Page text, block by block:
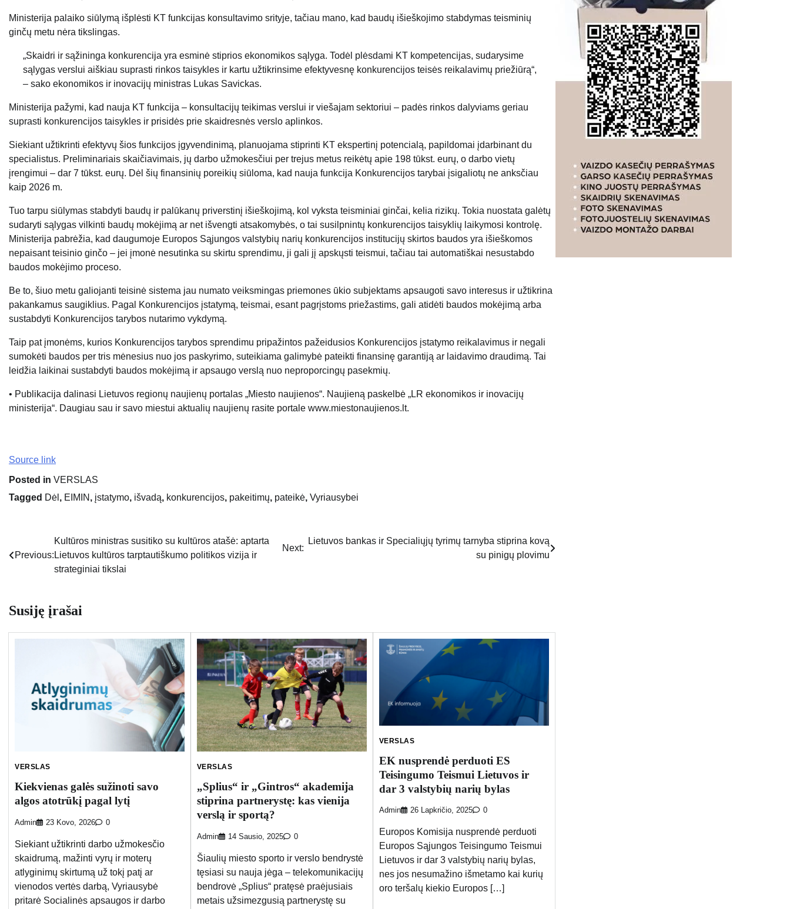
Ministerija palaiko siūlymą išplėsti KT funkcijas konsultavimo srityje, tačiau mano, kad baudų išieškojimo stabdymas teisminių
ginčų metu nėra tikslingas.
„Skaidri ir sąžininga konkurencija yra esminė stiprios ekonomikos sąlyga. Todėl plėsdami KT kompetencijas, sudarysime
sąlygas verslui aiškiau suprasti rinkos taisykles ir kartu užtikrinsime efektyvesnę konkurencijos teisės reikalavimų priežiūrą“,
– sako ekonomikos ir inovacijų ministras Lukas Savickas.
Ministerija pažymi, kad nauja KT funkcija – konsultacijų teikimas verslui ir viešajam sektoriui – padės rinkos dalyviams geriau
suprasti konkurencijos taisykles ir prisidės prie skaidresnės verslo aplinkos.
Siekiant užtikrinti efektyvų šios funkcijos įgyvendinimą, planuojama stiprinti KT ekspertinį potencialą, papildomai įdarbinant du
specialistus. Preliminariais skaičiavimais, jų darbo užmokesčiui per trejus metus reikėtų apie 198 tūkst. eurų, o darbo vietų
įrengimui – dar 7 tūkst. eurų. Dėl šių finansinių poreikių siūloma, kad nauja funkcija Konkurencijos tarybai įsigaliotų ne anksčiau
kaip 2026 m.
Tuo tarpu siūlymas stabdyti baudų ir palūkanų priverstinį išieškojimą, kol vyksta teisminiai ginčai, kelia rizikų. Tokia nuostata galėtų
sudaryti sąlygas vilkinti baudų mokėjimą ar net išvengti atsakomybės, o tai susilpnintų konkurencijos taisyklių laikymosi kontrolę.
Ministerija pabrėžia, kad daugumoje Europos Sąjungos valstybių narių konkurencijos institucijų skirtos baudos yra išieškomos
nepaisant teisinio ginčo – jei įmonė nesutinka su skirtu sprendimu, ji gali jį apskųsti teismui, tačiau tai automatiškai nesustabdo
baudos mokėjimo proceso.
Be to, šiuo metu galiojanti teisinė sistema jau numato veiksmingas priemones ūkio subjektams apsaugoti savo interesus ir užtikrina
pakankamus saugiklius. Pagal Konkurencijos įstatymą, teismai, esant pagrįstoms priežastims, gali atidėti baudos mokėjimą arba
sustabdyti Konkurencijos tarybos nutarimo vykdymą.
Taip pat įmonėms, kurios Konkurencijos tarybos sprendimu pripažintos pažeidusios Konkurencijos įstatymo reikalavimus ir negali
sumokėti baudos per tris mėnesius nuo jos paskyrimo, suteikiama galimybė pateikti finansinę garantiją ar laidavimo draudimą. Tai
leidžia laikinai sustabdyti baudos mokėjimą ir apsaugo verslą nuo neproporcingų pasekmių.
• Publikacija dalinasi Lietuvos regionų naujienų portalas „Miesto naujienos“. Naujieną paskelbė „LR ekonomikos ir inovacijų
ministerija“. Daugiau sau ir savo miestui aktualių naujienų rasite portale www.miestonaujienos.lt.
Source link
Posted in VERSLAS
Tagged Dėl , EIMIN , įstatymo, išvadą, konkurencijos, pakeitimų, pateikė, Vyriausybei
Navigacija
Previous:
Kultūros ministras susitiko su kultūros atašė: aptarta
Lietuvos kultūros tarptautiškumo politikos vizija ir
strateginiai tikslai
Next:
Lietuvos bankas ir Specialiųjų tyrimų tarnyba stiprina kovą
su pinigų plovimu
Susiję įrašai
VERSLAS
Kiekvienas galės sužinoti savo
algos atotrūkį pagal lytį
Admin 23 Kovo, 2026 0
Siekiant užtikrinti darbo užmokesčio
skaidrumą, mažinti vyrų ir moterų
atlyginimų skirtumą už tokį patį ar
vienodos vertės darbą, Vyriausybė
pritarė Socialinės apsaugos ir darbo
VERSLAS
„Splius“ ir „Gintros“ akademija
stiprina partnerystę: kas vienija
verslą ir sportą?
Admin 14 Sausio, 2025 0
Šiaulių miesto sporto ir verslo bendrystė
tęsiasi su nauja jėga – telekomunikacijų
bendrovė „Splius“ pratęsė praėjusiais
metais užsimezgusią partnerystę su
VERSLAS
EK nusprendė perduoti ES
Teisingumo Teismui Lietuvos ir
dar 3 valstybių narių bylas
Admin 26 Lapkričio, 2025 0
Europos Komisija nusprendė perduoti
Europos Sąjungos Teisingumo Teismui
Lietuvos ir dar 3 valstybių narių bylas,
nes jos nesumažino išmetamo kai kurių
oro teršalų kiekio Europos […]